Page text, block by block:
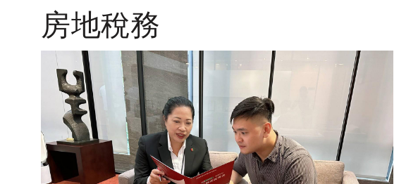
房地稅務